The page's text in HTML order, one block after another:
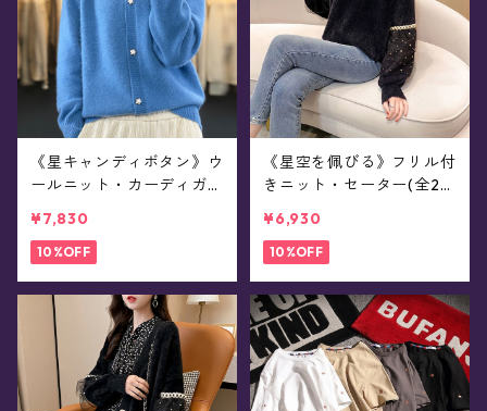
《星キャンディボタン》ウ
ールニット・カーディガン
¥7,830
10%OFF
《星空を佩びる》フリル付
きニット・セーター(全2
¥6,930
10%OFF